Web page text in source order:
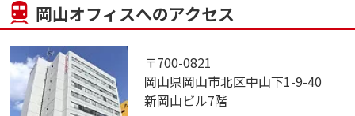
岡山オフィスへのアクセス
〒700-0821
岡山県岡山市北区中山下1-9-40
新岡山ビル7階